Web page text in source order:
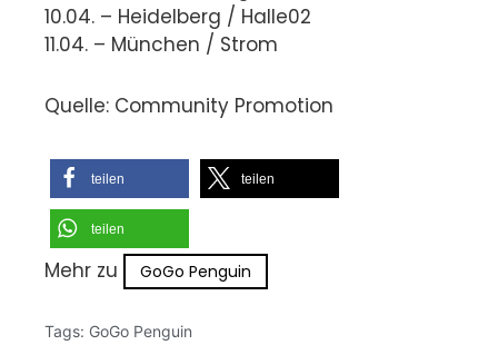
10.04. – Heidelberg / Halle02
11.04. – München / Strom
Quelle: Community Promotion
teilen teilen
teilen
Mehr zu GoGo Penguin
Tags: GoGo Penguin